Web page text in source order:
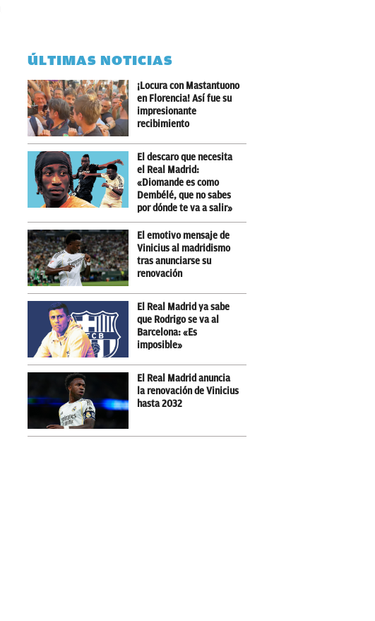
ÚLTIMAS NOTICIAS
¡Locura con Mastantuono
en Florencia! Así fue su
impresionante
recibimiento
El descaro que necesita
el Real Madrid:
«Diomande es como
Dembélé, que no sabes
por dónde te va a salir»
El emotivo mensaje de
Vinicius al madridismo
tras anunciarse su
renovación
El Real Madrid ya sabe
que Rodrigo se va al
Barcelona: «Es
imposible»
El Real Madrid anuncia
la renovación de Vinicius
hasta 2032